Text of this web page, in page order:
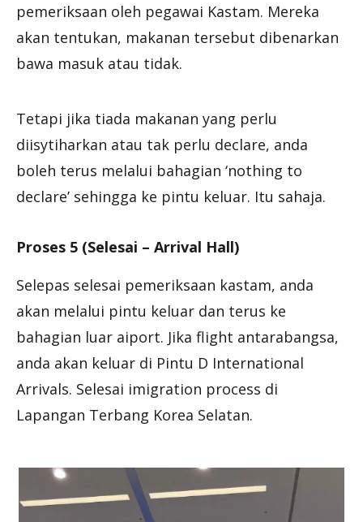
pemeriksaan oleh pegawai Kastam. Mereka
akan tentukan, makanan tersebut dibenarkan
bawa masuk atau tidak.
Tetapi jika tiada makanan yang perlu
diisytiharkan atau tak perlu declare, anda
boleh terus melalui bahagian ‘nothing to
declare’ sehingga ke pintu keluar. Itu sahaja.
Proses 5 (Selesai – Arrival Hall)
Selepas selesai pemeriksaan kastam, anda
akan melalui pintu keluar dan terus ke
bahagian luar aiport. Jika flight antarabangsa,
anda akan keluar di Pintu D International
Arrivals. Selesai imigration process di
Lapangan Terbang Korea Selatan.